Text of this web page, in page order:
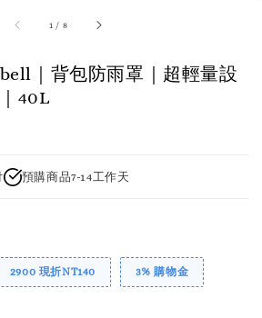
1 / 8
｜背包防雨罩｜超輕量設
40L
預購商品7-14工作天
2900 現折NT140 3% 購物金